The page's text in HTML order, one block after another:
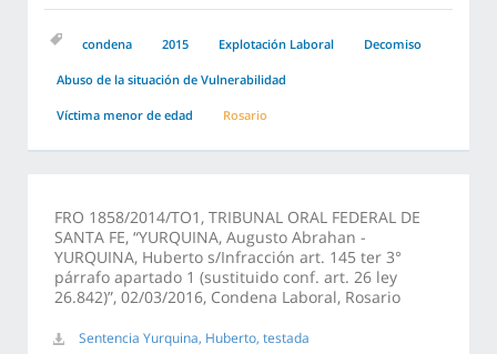
condena 2015 Explotación Laboral Decomiso
Abuso de la situación de Vulnerabilidad
Víctima menor de edad Rosario
FRO 1858/2014/TO1, TRIBUNAL ORAL FEDERAL DE
SANTA FE, “YURQUINA, Augusto Abrahan -
YURQUINA, Huberto s/Infracción art. 145 ter 3°
párrafo apartado 1 (sustituido conf. art. 26 ley
26.842)”, 02/03/2016, Condena Laboral, Rosario
Sentencia Yurquina, Huberto, testada